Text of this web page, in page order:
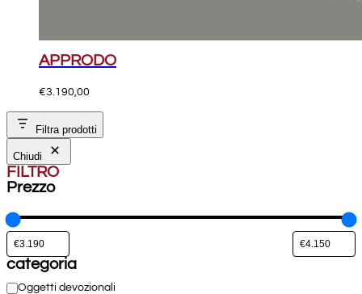
APPRODO
€3.190,00
Filtra prodotti
Chiudi
FILTRO
Prezzo
categoria
Categoria
Oggetti devozionali